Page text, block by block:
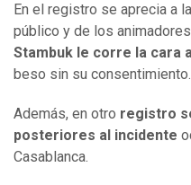
En el registro se aprecia a
público y de los
Stambuk le corre la cara
beso sin su consentimiento.
Además, en otro registro
posteriores al incidente
Casablanca.